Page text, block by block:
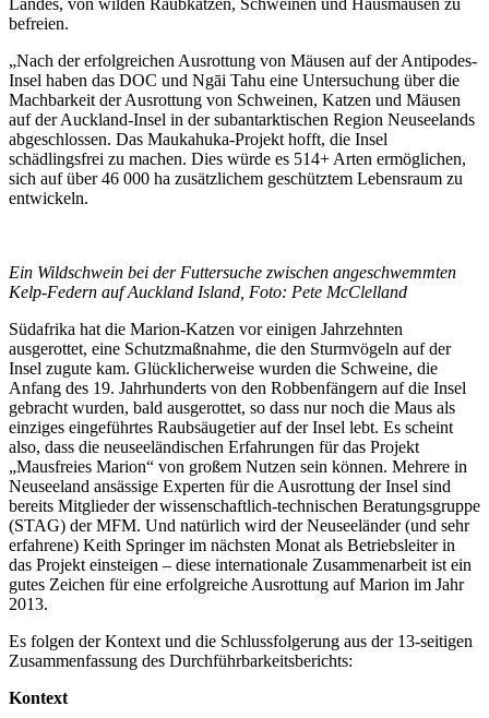
Landes, von wilden Raubkatzen, Schweinen und Hausmäusen zu
befreien.
„Nach der erfolgreichen Ausrottung von Mäusen auf der Antipodes-
Insel haben das DOC und Ngāi Tahu eine Untersuchung über die
Machbarkeit der Ausrottung von Schweinen, Katzen und Mäusen
auf der Auckland-Insel in der subantarktischen Region Neuseelands
abgeschlossen. Das Maukahuka-Projekt hofft, die Insel
schädlingsfrei zu machen. Dies würde es 514+ Arten ermöglichen,
sich auf über 46 000 ha zusätzlichem geschütztem Lebensraum zu
entwickeln.
Ein Wildschwein bei der Futtersuche zwischen angeschwemmten
Kelp-Federn auf Auckland Island, Foto: Pete McClelland
Südafrika hat die Marion-Katzen vor einigen Jahrzehnten
ausgerottet, eine Schutzmaßnahme, die den Sturmvögeln auf der
Insel zugute kam. Glücklicherweise wurden die Schweine, die
Anfang des 19. Jahrhunderts von den Robbenfängern auf die Insel
gebracht wurden, bald ausgerottet, so dass nur noch die Maus als
einziges eingeführtes Raubsäugetier auf der Insel lebt. Es scheint
also, dass die neuseeländischen Erfahrungen für das Projekt
„Mausfreies Marion“ von großem Nutzen sein können. Mehrere in
Neuseeland ansässige Experten für die Ausrottung der Insel sind
bereits Mitglieder der wissenschaftlich-technischen Beratungsgruppe
(STAG) der MFM. Und natürlich wird der Neuseeländer (und sehr
erfahrene) Keith Springer im nächsten Monat als Betriebsleiter in
das Projekt einsteigen – diese internationale Zusammenarbeit ist ein
gutes Zeichen für eine erfolgreiche Ausrottung auf Marion im Jahr
2013.
Es folgen der Kontext und die Schlussfolgerung aus der 13-seitigen
Zusammenfassung des Durchführbarkeitsberichts:
Kontext